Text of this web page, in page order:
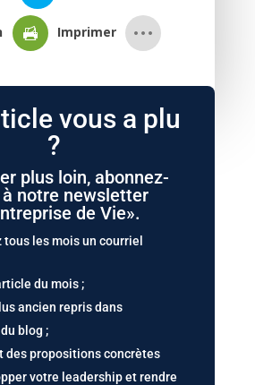
Imprimer
vous a plu
?
plus loin, abonnez-
notre newsletter
de Vie».
tous les mois un courriel
du mois ;
ancien repris dans
blog ;
des propositions concrètes
votre leadership et rendre